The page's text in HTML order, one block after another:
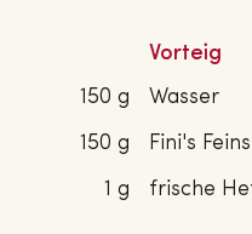
Vorteig
150 g
Wasser
150 g
Fini's
1 g
frische